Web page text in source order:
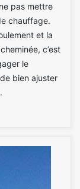
pas mettre
chauffage.
et la
c’est
le
bien ajuster